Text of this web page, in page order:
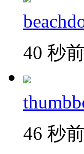
40 秒前
46 秒前